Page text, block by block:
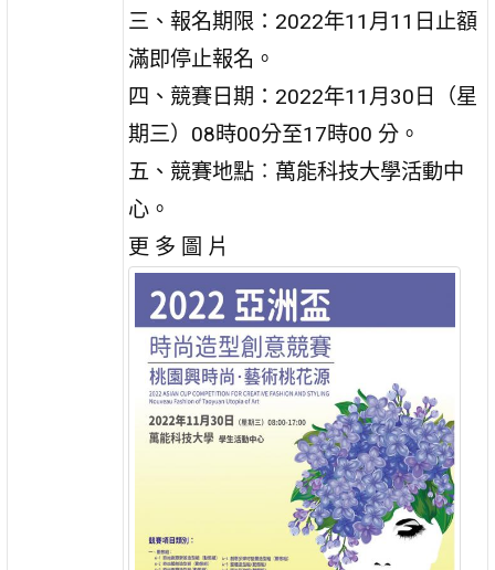
三、報名期限：2022年11月11日止額
滿即停止報名。
四、競賽日期：2022年11月30日（星
期三）08時00分至17時00 分。
五、競賽地點︰萬能科技大學活動中
心。
更 多 圖 片